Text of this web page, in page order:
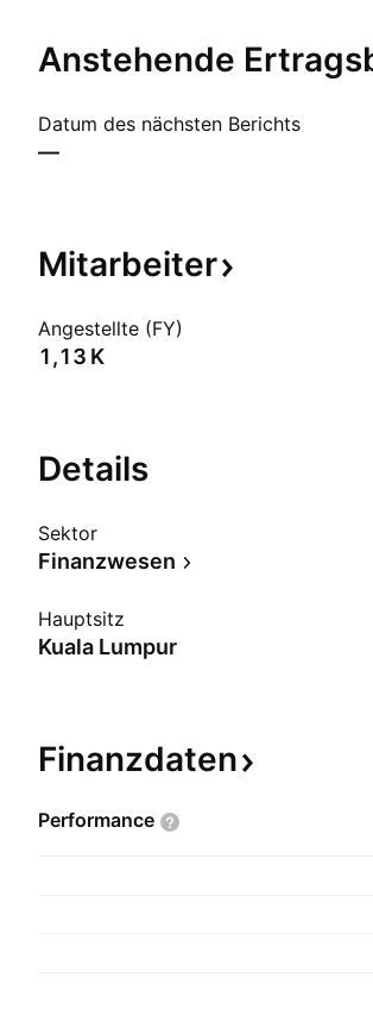
Anstehende
Datum des nächsten Berichts
—
Mitarbeiter
Angestellte (FY)
‪1,13 K‬
Details
Sektor
Finanzwesen
Hauptsitz
Kuala Lumpur
Finanzdaten
Performance